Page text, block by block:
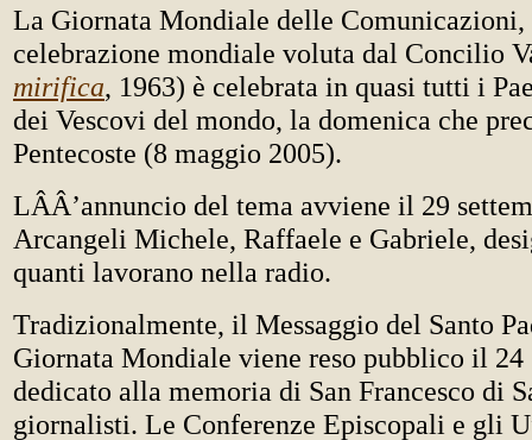
La Giornata Mondiale delle
celebrazione mondiale voluta dal Concilio
mirifica, 1963) è celebrata in quasi tutti i
dei Vescovi del mondo, la domenica che
Pentecoste (8 maggio 2005).
LÂÂ’annuncio del tema avviene il 29
Arcangeli Michele, Raffaele e Gabriele,
quanti lavorano nella radio.
Tradizionalmente, il Messaggio del Santo
Giornata Mondiale viene reso pubblico il 24
dedicato alla memoria di San Francesco di
giornalisti. Le Conferenze Episcopali e gli